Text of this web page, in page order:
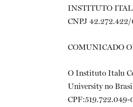
INSTITUTO
CNPJ
COMUNICADO
O Instituto Italu
University no